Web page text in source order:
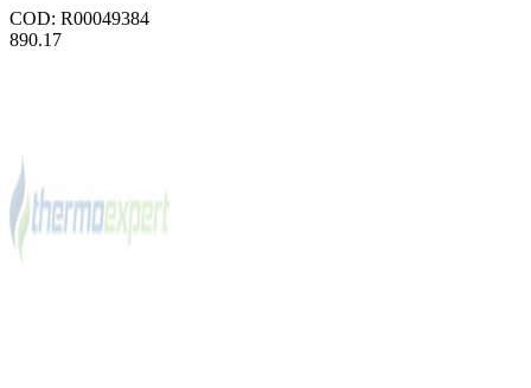
COD: R00049384
890.17